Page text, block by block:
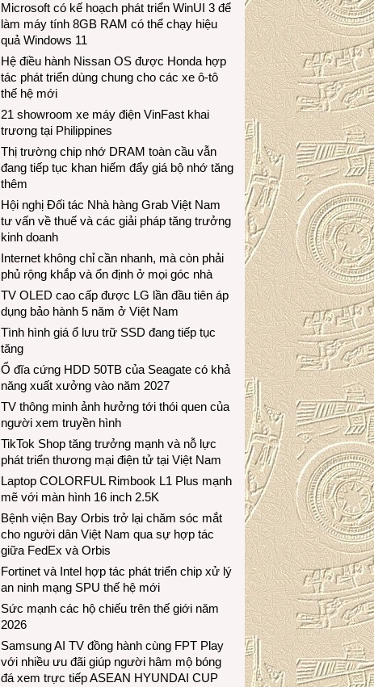
Microsoft có kế hoạch phát triển WinUI 3 để
làm máy tính 8GB RAM có thể chạy hiệu
quả Windows 11
Hệ điều hành Nissan OS được Honda hợp
tác phát triển dùng chung cho các xe ô-tô
thế hệ mới
21 showroom xe máy điện VinFast khai
trương tại Philippines
Thị trường chip nhớ DRAM toàn cầu vẫn
đang tiếp tục khan hiếm đẩy giá bộ nhớ tăng
thêm
Hội nghị Đối tác Nhà hàng Grab Việt Nam
tư vấn về thuế và các giải pháp tăng trưởng
kinh doanh
Internet không chỉ cần nhanh, mà còn phải
phủ rộng khắp và ổn định ở mọi góc nhà
TV OLED cao cấp được LG lần đầu tiên áp
dụng bảo hành 5 năm ở Việt Nam
Tình hình giá ổ lưu trữ SSD đang tiếp tục
tăng
Ổ đĩa cứng HDD 50TB của Seagate có khả
năng xuất xưởng vào năm 2027
TV thông minh ảnh hưởng tới thói quen của
người xem truyền hình
TikTok Shop tăng trưởng mạnh và nỗ lực
phát triển thương mại điện tử tại Việt Nam
Laptop COLORFUL Rimbook L1 Plus mạnh
mẽ với màn hình 16 inch 2.5K
Bệnh viện Bay Orbis trở lại chăm sóc mắt
cho người dân Việt Nam qua sự hợp tác
giữa FedEx và Orbis
Fortinet và Intel hợp tác phát triển chip xử lý
an ninh mạng SPU thế hệ mới
Sức mạnh các hộ chiếu trên thế giới năm
2026
Samsung AI TV đồng hành cùng FPT Play
với nhiều ưu đãi giúp người hâm mộ bóng
đá xem trực tiếp ASEAN HYUNDAI CUP